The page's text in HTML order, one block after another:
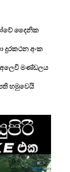
දෛනික
දුරකථන අංක
අලෙවි මණ්ඩලය
හමුවෙයි